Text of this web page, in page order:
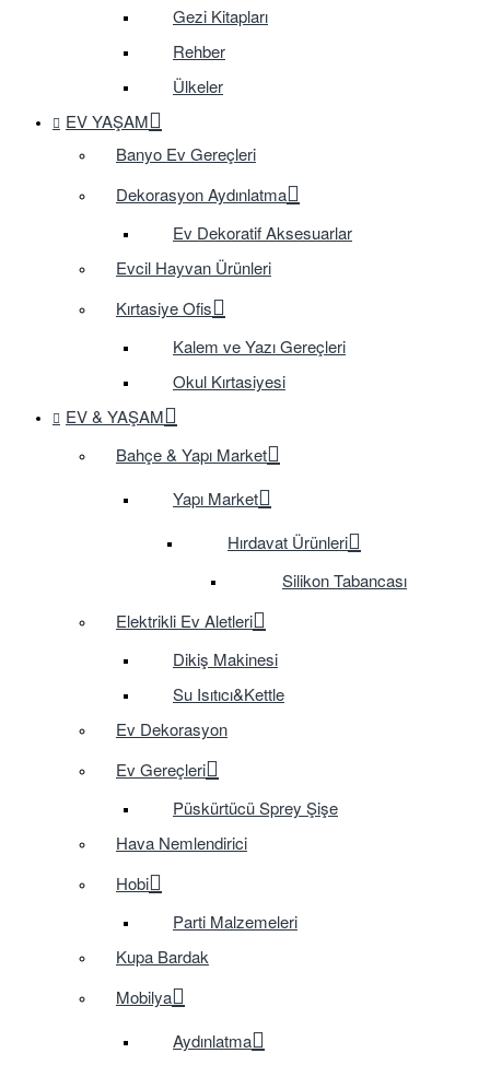
Gezi Kitapları
Rehber
Ülkeler
EV YAŞAM
Banyo Ev Gereçleri
Dekorasyon Aydınlatma
Ev Dekoratif Aksesuarlar
Evcil Hayvan Ürünleri
Kırtasiye Ofis
Kalem ve Yazı Gereçleri
Okul Kırtasiyesi
EV & YAŞAM
Bahçe & Yapı Market
Yapı Market
Hırdavat Ürünleri
Silikon Tabancası
Elektrikli Ev Aletleri
Dikiş Makinesi
Su Isıtıcı&Kettle
Ev Dekorasyon
Ev Gereçleri
Püskürtücü Sprey Şişe
Hava Nemlendirici
Hobi
Parti Malzemeleri
Kupa Bardak
Mobilya
Aydınlatma